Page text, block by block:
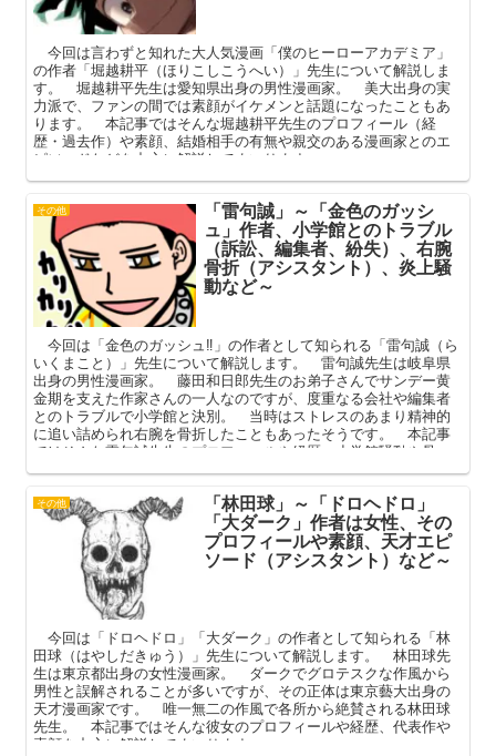
今回は言わずと知れた大人気漫画「僕のヒーローアカデミア」
の作者「堀越耕平（ほりこしこうへい）」先生について解説しま
す。 堀越耕平先生は愛知県出身の男性漫画家。 美大出身の実
力派で、ファンの間では素顔がイケメンと話題になったこともあ
ります。 本記事ではそんな堀越耕平先生のプロフィール（経
歴・過去作）や素顔、結婚相手の有無や親交のある漫画家とのエ
ピソードなどを中心に解説してまいります。
その他 「雷句誠」～「金色のガッシ
ュ」作者、小学館とのトラブル
（訴訟、編集者、紛失）、右腕
骨折（アシスタント）、炎上騒
動など～
今回は「金色のガッシュ‼」の作者として知られる「雷句誠（ら
いくまこと）」先生について解説します。 雷句誠先生は岐阜県
出身の男性漫画家。 藤田和日郎先生のお弟子さんでサンデー黄
金期を支えた作家さんの一人なのですが、度重なる会社や編集者
とのトラブルで小学館と決別。 当時はストレスのあまり精神的
に追い詰められ右腕を骨折したこともあったそうです。 本記事
ではそんな雷句誠先生のプロフィールや経歴、小学館騒動や骨
折、炎上騒動などを中心に解説してまいります。
その他 「林田球」～「ドロヘドロ」
「大ダーク」作者は女性、その
プロフィールや素顔、天才エピ
ソード（アシスタント）など～
今回は「ドロヘドロ」「大ダーク」の作者として知られる「林
田球（はやしだきゅう）」先生について解説します。 林田球先
生は東京都出身の女性漫画家。 ダークでグロテスクな作風から
男性と誤解されることが多いですが、その正体は東京藝大出身の
天才漫画家です。 唯一無二の作風で各所から絶賛される林田球
先生。 本記事ではそんな彼女のプロフィールや経歴、代表作や
素顔を中心に解説してまいります。